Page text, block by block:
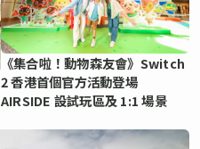
《集合啦！動物森友會》Switch
2 香港首個官方活動登場
AIRSIDE 設試玩區及 1:1 場景